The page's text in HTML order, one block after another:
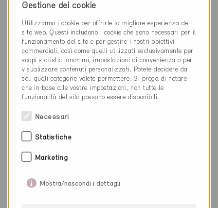
AG-198-P
Gestione dei cookie
Utilizziamo i cookie per offrirle la migliore esperienza del
sito web. Questi includono i cookie che sono necessari per il
funzionamento del sito e per gestire i nostri obiettivi
commerciali, così come quelli utilizzati esclusivamente per
scopi statistici anonimi, impostazioni di convenienza o per
visualizzare contenuti personalizzati. Potete decidere da
soli quali categorie volete permettere. Si prega di notare
che in base alle vostre impostazioni, non tutte le
funzionalità del sito possono essere disponibili.
Necessari
Statistiche
Marketing
Mostra/nascondi i dettagli